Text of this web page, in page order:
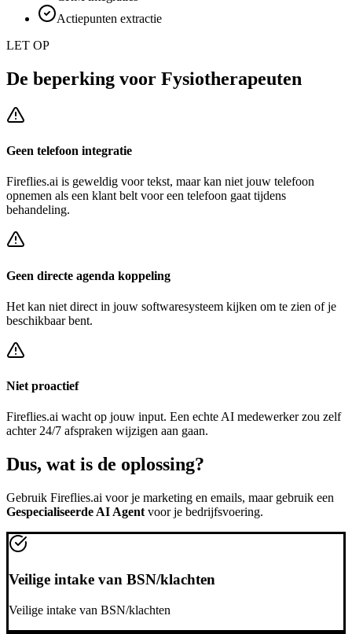
Actiepunten extractie
LET OP
De beperking voor Fysiotherapeuten
Geen telefoon integratie
Fireflies.ai is geweldig voor tekst, maar kan niet jouw telefoon
opnemen als een klant belt voor een telefoon gaat tijdens
behandeling.
Geen directe agenda koppeling
Het kan niet direct in jouw softwaresysteem kijken om te zien of je
beschikbaar bent.
Niet proactief
Fireflies.ai wacht op jouw input. Een echte AI medewerker zou zelf
achter24/7 afspraken wijzigen aan gaan.
Dus, wat is de oplossing?
Gebruik Fireflies.ai voor je marketing en emails, maar gebruik een
Gespecialiseerde AI Agent voor je bedrijfsvoering.
Veilige intake van BSN/klachten
Veilige intake van BSN/klachten